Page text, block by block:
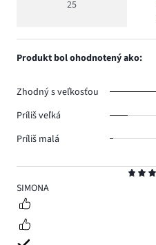
3
SIMONA
25
Produkt bol ohodnotený ako:
Zhodný s veľkosťou
Príliš veľká
Príliš malá